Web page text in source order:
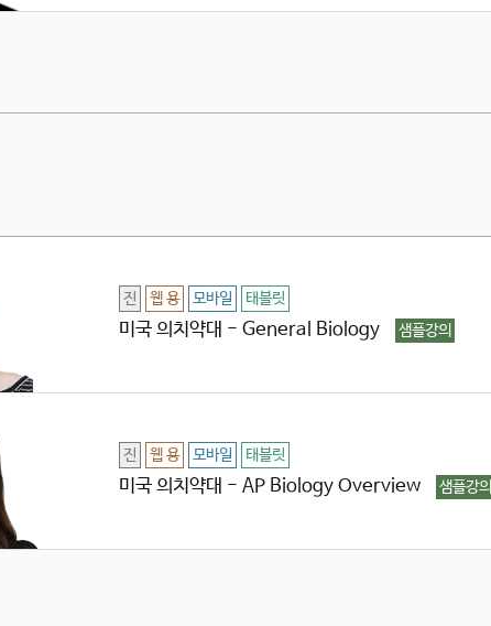
진 웹 용 모바일 태블릿
미국 의치약대 - General Biology 샘플강의
진 웹 용 모바일 태블릿
미국 의치약대 - AP Biology Overview 샘플강의